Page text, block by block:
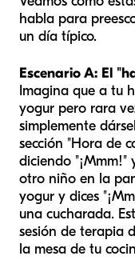
habla para
un día típico.
Escenario A: El
Imagina que a tu
yogur pero rara
simplemente
sección "Hora de
diciendo "¡Mmm!"
otro niño en la
yogur y dices
una cucharada.
sesión de terapia
la mesa de tu